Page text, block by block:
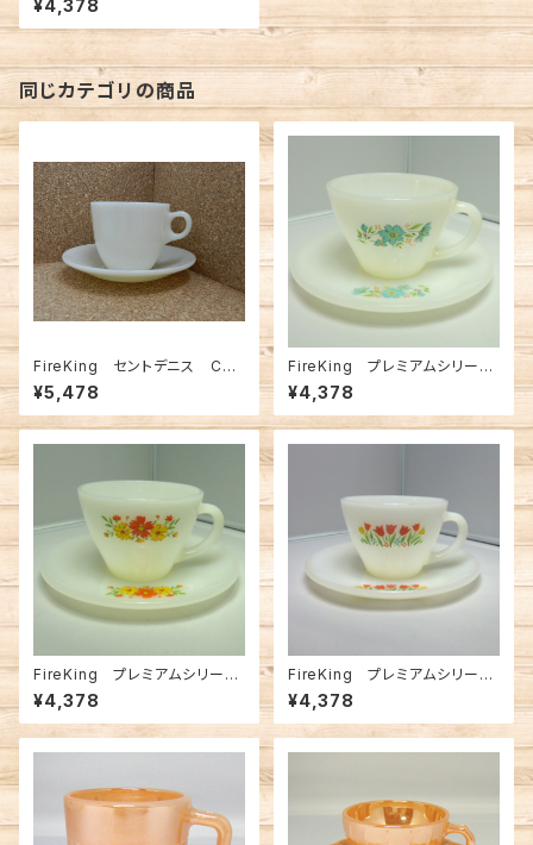
7）
¥4,378
同じカテゴリの商品
FireKing セントデニス C＆
S アイボリー（FK-12575）
¥5,478
FireKing プレミアムシリー
ズ ボニーブルーC＆S（FK-12
629）
¥4,378
FireKing プレミアムシリー
ズ パンジー C＆S（ FK-123
35）
¥4,378
FireKing プレミアムシリーズ
チューリップ C&S（FK-1213
6）
¥4,378